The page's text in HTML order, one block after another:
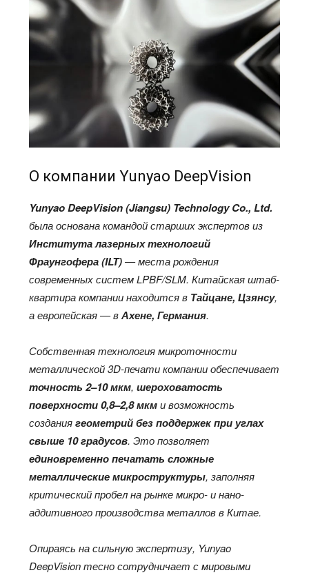
О компании Yunyao DeepVision
Yunyao DeepVision (Jiangsu) Technology Co., Ltd.
была основана командой старших экспертов из
Института лазерных технологий
Фраунгофера (ILT)— места рождения
современных систем LPBF/SLM. Китайская штаб-
квартира компании находится в Тайцане, Цзянсу,
а европейская — вАхене, Германия.
Собственная технология микроточности
металлической 3D-печати компании обеспечивает
точность 2–10 мкм,шероховатость
поверхности 0,8–2,8 мкми возможность
созданиягеометрий без поддержек при углах
свыше 10 градусов. Это позволяет
единовременно печатать сложные
металлические микроструктуры, заполняя
критический пробел на рынке микро- и нано-
аддитивного производства металлов в Китае.
Опираясь на сильную экспертизу, Yunyao
DeepVision тесно сотрудничает с мировыми